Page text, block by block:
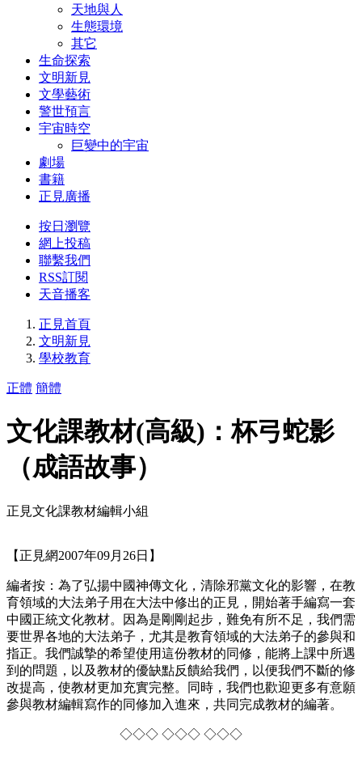
天地與人
生態環境
其它
生命探索
文明新見
文學藝術
警世預言
宇宙時空
巨變中的宇宙
劇場
書籍
正見廣播
按日瀏覽
網上投稿
聯繫我們
RSS訂閱
天音播客
正見首頁
文明新見
學校教育
正體 簡體
文化課教材(高級)：杯弓蛇影
（成語故事）
正見文化課教材編輯小組
【正見網2007年09月26日】
編者按：為了弘揚中國神傳文化，清除邪黨文化的影響，在教
育領域的大法弟子用在大法中修出的正見，開始著手編寫一套
中國正統文化教材。因為是剛剛起步，難免有所不足，我們需
要世界各地的大法弟子，尤其是教育領域的大法弟子的參與和
指正。我們誠摯的希望使用這份教材的同修，能將上課中所遇
到的問題，以及教材的優缺點反饋給我們，以便我們不斷的修
改提高，使教材更加充實完整。同時，我們也歡迎更多有意願
參與教材編輯寫作的同修加入進來，共同完成教材的編著。
◇◇◇ ◇◇◇ ◇◇◇